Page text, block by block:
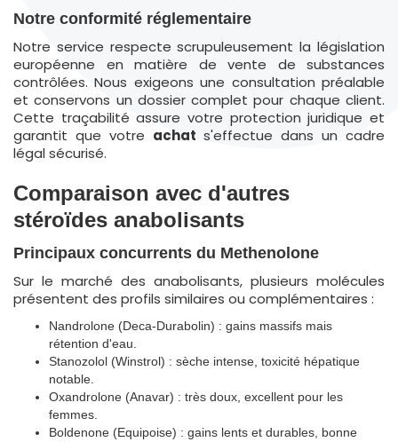
Notre conformité réglementaire
Notre service respecte scrupuleusement la législation
européenne en matière de vente de substances
contrôlées. Nous exigeons une consultation préalable
et conservons un dossier complet pour chaque client.
Cette traçabilité assure votre protection juridique et
garantit que votre achat s'effectue dans un cadre
légal sécurisé.
Comparaison avec d'autres
stéroïdes anabolisants
Principaux concurrents du Methenolone
Sur le marché des anabolisants, plusieurs molécules
présentent des profils similaires ou complémentaires :
Nandrolone (Deca-Durabolin) : gains massifs mais
rétention d'eau.
Stanozolol (Winstrol) : sèche intense, toxicité hépatique
notable.
Oxandrolone (Anavar) : très doux, excellent pour les
femmes.
Boldenone (Equipoise) : gains lents et durables, bonne